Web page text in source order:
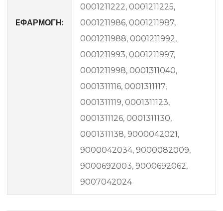
EΦΑΡΜΟΓΗ:
0001211222, 0001211225,
0001211986, 0001211987,
0001211988, 0001211992,
0001211993, 0001211997,
0001211998, 0001311040,
0001311116, 0001311117,
0001311119, 0001311123,
0001311126, 0001311130,
0001311138, 9000042021,
9000042034, 9000082009,
9000692003, 9000692062,
9007042024